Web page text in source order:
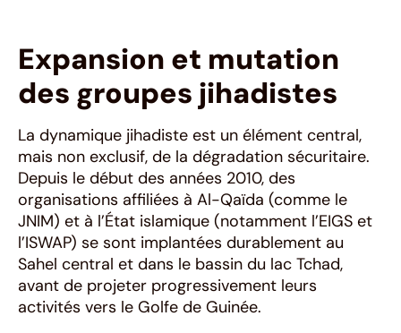
Expansion et mutation
des groupes jihadistes
La dynamique jihadiste est un élément central,
mais non exclusif, de la dégradation sécuritaire.
Depuis le début des années 2010, des
organisations affiliées à Al-Qaïda (comme le
JNIM) et à l’État islamique (notamment l’EIGS et
l’ISWAP) se sont implantées durablement au
Sahel central et dans le bassin du lac Tchad,
avant de projeter progressivement leurs
activités vers le Golfe de Guinée.